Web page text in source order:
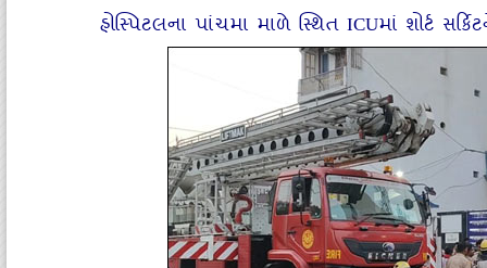
હોસ્‍પિટલના પાંચમા માળે સ્‍થિત ICUમાં શોર્ટ